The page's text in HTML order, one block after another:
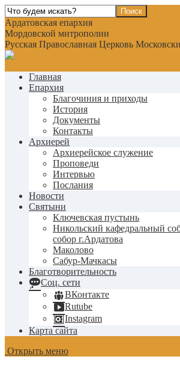
Ардатовская епархия
Мордовской митрополии
Русская Православная Церковь
Главная
Епархия
Благочиния и приходы
История
Документы
Контакты
Архиерей
Архиерейское служение
Проповеди
Интервью
Послания
Новости
Святыни
Ключевская пустынь
Никольский кафедральный
собор г.Ардатова
Маколово
Сабур-Мачкасы
Благотворительность
Соц. сети
ВКонтакте
Rutube
Instagram
Карта сайта
Открыть меню